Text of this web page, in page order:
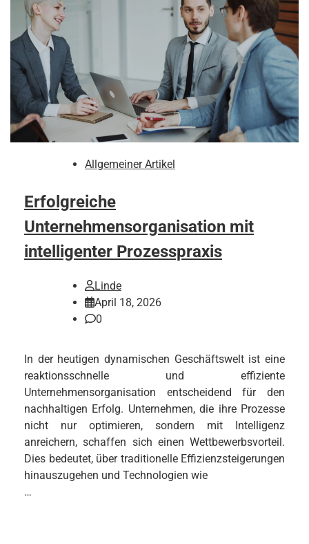
Allgemeiner Artikel
Erfolgreiche
Unternehmensorganisation mit
intelligenter Prozesspraxis
Linde
April 18, 2026
0
In der heutigen dynamischen Geschäftswelt ist eine
reaktionsschnelle und effiziente
Unternehmensorganisation entscheidend für den
nachhaltigen Erfolg. Unternehmen, die ihre Prozesse
nicht nur optimieren, sondern mit Intelligenz
anreichern, schaffen sich einen Wettbewerbsvorteil.
Dies bedeutet, über traditionelle Effizienzsteigerungen
hinauszugehen und Technologien wie
…